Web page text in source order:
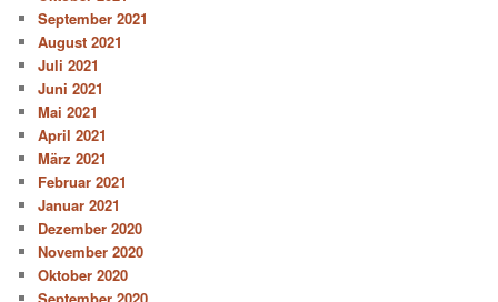
September 2021
August 2021
Juli 2021
Juni 2021
Mai 2021
April 2021
März 2021
Februar 2021
Januar 2021
Dezember 2020
November 2020
Oktober 2020
September 2020